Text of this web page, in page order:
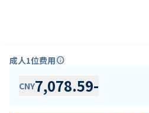
成人1位费用info
CNY7,078.59-